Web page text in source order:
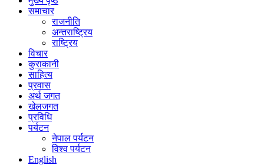
समाचार
राजनीति
अन्तराष्ट्रिय
राष्ट्रिय
विचार
कुराकानी
साहित्य
प्रवास
अर्थ जगत
खेलजगत
प्रविधि
पर्यटन
नेपाल पर्यटन
विश्व पर्यटन
English